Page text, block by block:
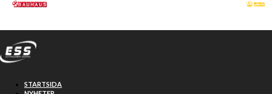
Hoppa till huvudinnehåll
STARTSIDA